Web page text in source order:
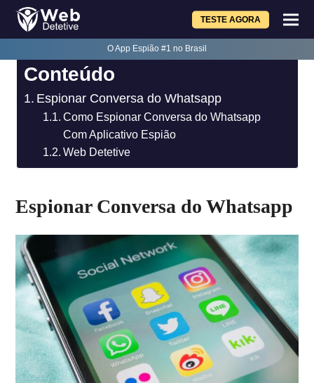
TESTE AGORA
O App Espião #1 no Brasil
Conteúdo
Espionar Conversa do Whatsapp
Como Espionar Conversa do Whatsapp
Com Aplicativo Espião
Web Detetive
Espionar Conversa do Whatsapp